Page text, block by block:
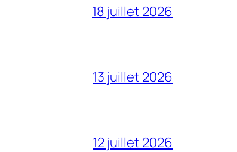
18 juillet 2026
13 juillet 2026
12 juillet 2026